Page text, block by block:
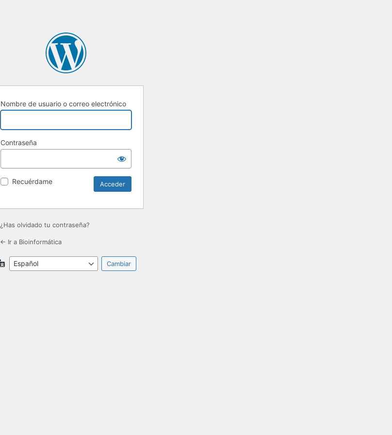
Nombre de usuario o correo electrónico
Contraseña
Recuérdame
¿Has olvidado tu contraseña?
← Ir a Bioinformática
Idioma